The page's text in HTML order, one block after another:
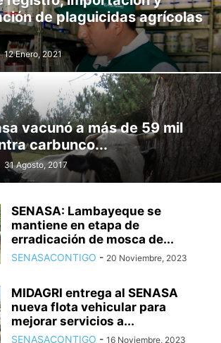
de plaguicidas agrícolas
12 Enero, 2021
vacunó a más de 59 mil
carbunco...
31 Agosto, 2017
SENASA: Lambayeque se
mantiene en etapa de
erradicación de mosca de...
SENASACONTIGO - 20 Noviembre, 2023
MIDAGRI entrega al SENASA
nueva flota vehicular para
mejorar servicios a...
SENASACONTIGO - 16 Noviembre, 2023